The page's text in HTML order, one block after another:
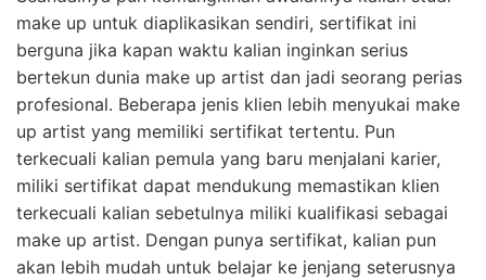
make up untuk diaplikasikan sendiri, sertifikat ini
berguna jika kapan waktu kalian inginkan serius
bertekun dunia make up artist dan jadi seorang perias
profesional. Beberapa jenis klien lebih menyukai make
up artist yang memiliki sertifikat tertentu. Pun
terkecuali kalian pemula yang baru menjalani karier,
miliki sertifikat dapat mendukung memastikan klien
terkecuali kalian sebetulnya miliki kualifikasi sebagai
make up artist. Dengan punya sertifikat, kalian pun
akan lebih mudah untuk belajar ke jenjang seterusnya